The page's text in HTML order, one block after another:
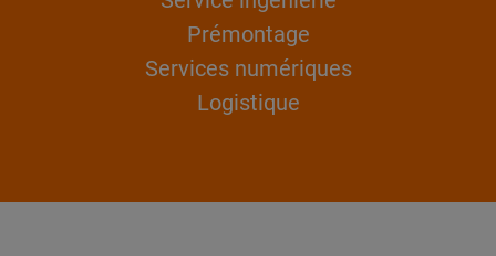
Prémontage
Services numériques
Logistique